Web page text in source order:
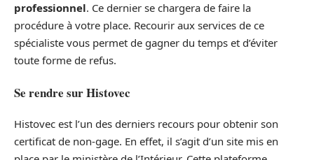
professionnel. Ce dernier se chargera de faire la
procédure à votre place. Recourir aux services de ce
spécialiste vous permet de gagner du temps et d’éviter
toute forme de refus.
Se rendre sur Histovec
Histovec est l’un des derniers recours pour obtenir son
certificat de non-gage. En effet, il s’agit d’un site mis en